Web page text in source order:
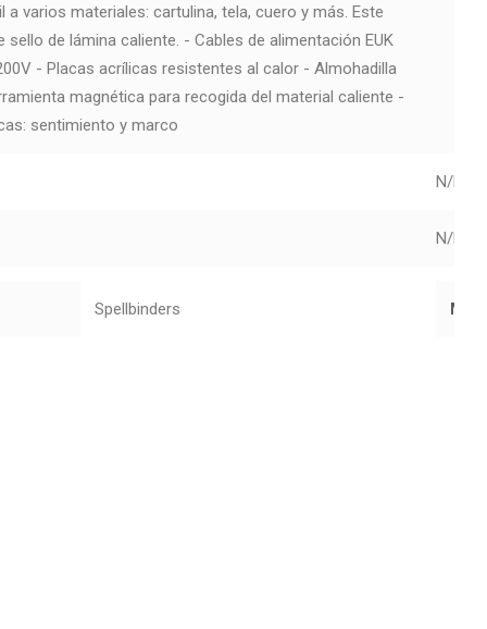
a varios materiales: cartulina, tela, cuero y más. Este
sello de lámina caliente. - Cables de alimentación EUK
- Placas acrílicas resistentes al calor - Almohadilla
magnética para recogida del material caliente -
sentimiento y marco
N/D
N/D
Spellbinders